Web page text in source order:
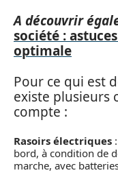
A découvrir
société :
optimale
Pour ce qui est
existe plusieurs
compte :
Rasoirs électriques
bord, à condition de
marche, avec